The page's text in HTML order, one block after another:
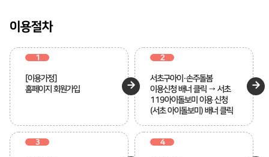
이용절차
1
[이용가정]
홈페이지 회원가입
2
서초구아이·손주돌봄
이용신청 배너 클릭 → 서초
119아이돌보미 이용 신청
(서초 아이돌보미) 배너 클릭
3 4